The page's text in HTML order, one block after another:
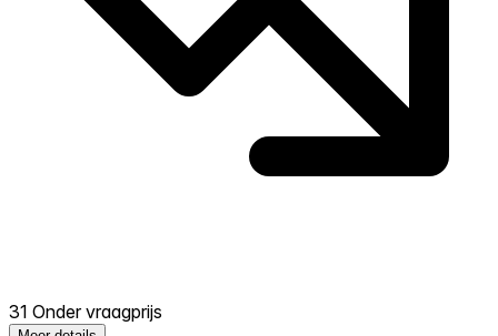
31 Onder vraagprijs